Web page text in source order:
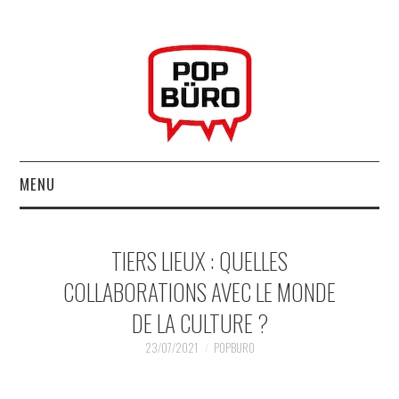
MENU
MUSIQUESACTUELLES.NET
GABBA GABBA HEY !
TIERS LIEUX : QUELLES
COLLABORATIONS AVEC LE MONDE
DE LA CULTURE ?
23/07/2021 POPBURO